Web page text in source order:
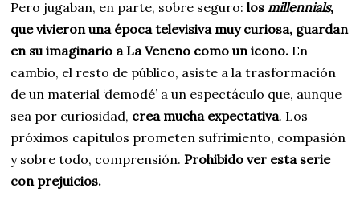
Pero jugaban, en parte, sobre seguro:losmillennials,
que vivieron una época televisiva muy curiosa, guardan
en su imaginario a La Veneno como un icono. En
cambio, el resto de público, asiste a la trasformación
de un material ‘demodé’ a un espectáculo que, aunque
sea por curiosidad, crea mucha expectativa. Los
próximos capítulos prometen sufrimiento, compasión
y sobre todo, comprensión.Prohibido ver esta serie
con prejuicios.